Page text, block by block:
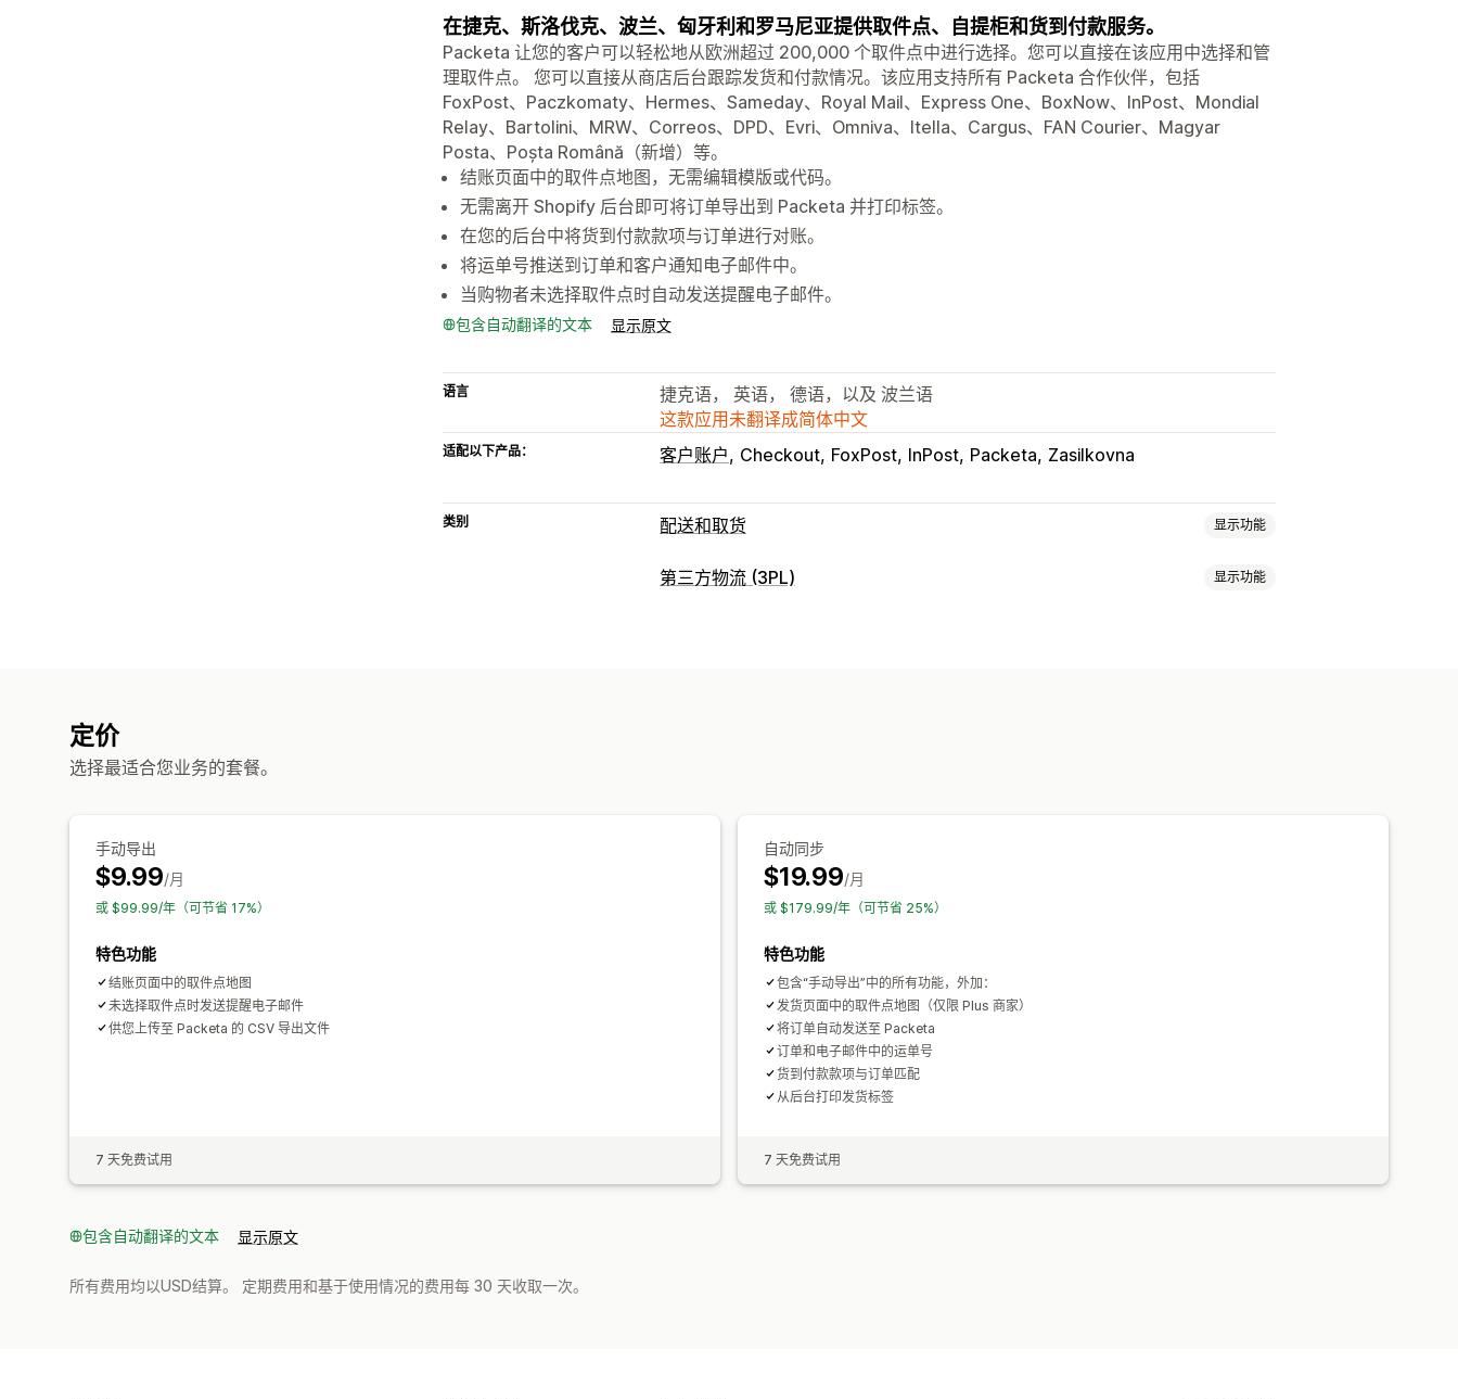
在捷克、斯洛伐克、波兰、匈牙利和罗马尼亚提供取件点、自提柜和货到付款服务。
Packeta 让您的客户可以轻松地从欧洲超过 200,000 个取件点中进行选择。您可以直接在该应用中选择和管
理取件点。 您可以直接从商店后台跟踪发货和付款情况。该应用支持所有 Packeta 合作伙伴，包括
FoxPost、Paczkomaty、Hermes、Sameday、Royal Mail、Express One、BoxNow、InPost、Mondial
Relay、Bartolini、MRW、Correos、DPD、Evri、Omniva、Itella、Cargus、FAN Courier、Magyar
Posta、Poșta Română（新增）等。
结账页面中的取件点地图，无需编辑模版或代码。
无需离开 Shopify 后台即可将订单导出到 Packeta 并打印标签。
在您的后台中将货到付款款项与订单进行对账。
将运单号推送到订单和客户通知电子邮件中。
当购物者未选择取件点时自动发送提醒电子邮件。
包含自动翻译的文本 显示原文
语言
捷克语， 英语， 德语，以及 波兰语
这款应用未翻译成简体中文
适配以下产品： 客户账户 Checkout FoxPost InPost Packeta Zasilkovna
类别 配送和取货 显示功能
配送选项
第三方物流 (3PL) 显示功能
定价
选择最适合您业务的套餐。
手动导出
$9.99/月
或 $99.99/年（可节省 17%）
特色功能
结账页面中的取件点地图
未选择取件点时发送提醒电子邮件
供您上传至 Packeta 的 CSV 导出文件
7 天免费试用
自动同步
$19.99/月
或 $179.99/年（可节省 25%）
特色功能
包含“手动导出”中的所有功能，外加：
发货页面中的取件点地图（仅限 Plus 商家）
将订单自动发送至 Packeta
订单和电子邮件中的运单号
货到付款款项与订单匹配
从后台打印发货标签
7 天免费试用
包含自动翻译的文本 显示原文
所有费用均以USD结算。 定期费用和基于使用情况的费用每 30 天收取一次。